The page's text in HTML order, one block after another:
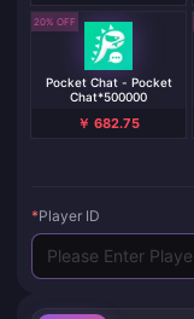
20% OFF
Pocket Chat - Pocket
Chat*500000
￥ 682.75
*Player ID